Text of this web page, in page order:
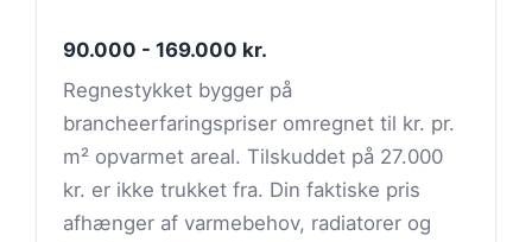
90.000 - 169.000 kr.
Regnestykket bygger på
brancheerfaringspriser omregnet til kr. pr.
m² opvarmet areal. Tilskuddet på 27.000
kr. er ikke trukket fra. Din faktiske pris
afhænger af varmebehov, radiatorer og